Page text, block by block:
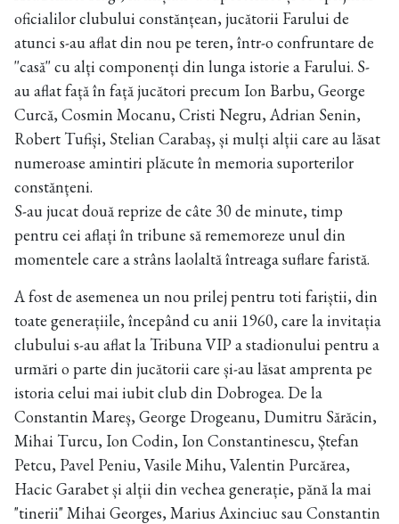
oficialilor clubului constănțean, jucătorii Farului de
atunci s-au aflat din nou pe teren, într-o confruntare de
''casă'' cu alți componenți din lunga istorie a Farului. S-
au aflat față în față jucători precum Ion Barbu, George
Curcă, Cosmin Mocanu, Cristi Negru, Adrian Senin,
Robert Tufiși, Stelian Carabaș, și mulți alții care au lăsat
numeroase amintiri plăcute în memoria suporterilor
constănțeni.
S-au jucat două reprize de câte 30 de minute, timp
pentru cei aflați în tribune să rememoreze unul din
momentele care a strâns laolaltă întreaga suflare faristă.
A fost de asemenea un nou prilej pentru toti fariștii, din
toate generațiile, începând cu anii 1960, care la invitația
clubului s-au aflat la Tribuna VIP a stadionului pentru a
urmări o parte din jucătorii care și-au lăsat amprenta pe
istoria celui mai iubit club din Dobrogea. De la
Constantin Mareș, George Drogeanu, Dumitru Sărăcin,
Mihai Turcu, Ion Codin, Ion Constantinescu, Ștefan
Petcu, Pavel Peniu, Vasile Mihu, Valentin Purcărea,
Hacic Garabet și alții din vechea generație, pănă la mai
"tinerii" Mihai Georges, Marius Axinciuc sau Constantin